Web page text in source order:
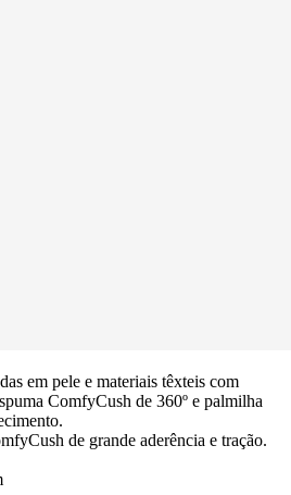
em pele e materiais têxteis com
ComfyCush de 360º e palmilha
de grande aderência e tração.